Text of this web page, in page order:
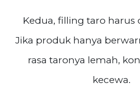
Kedua, filling taro harus
Jika produk hanya
rasa taronya lemah,
kecewa.